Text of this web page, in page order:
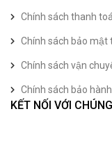
Chính sách thanh
Chính sách bảo mật
Chính sách vận
Chính sách bảo hành
KẾT NỐI VỚI